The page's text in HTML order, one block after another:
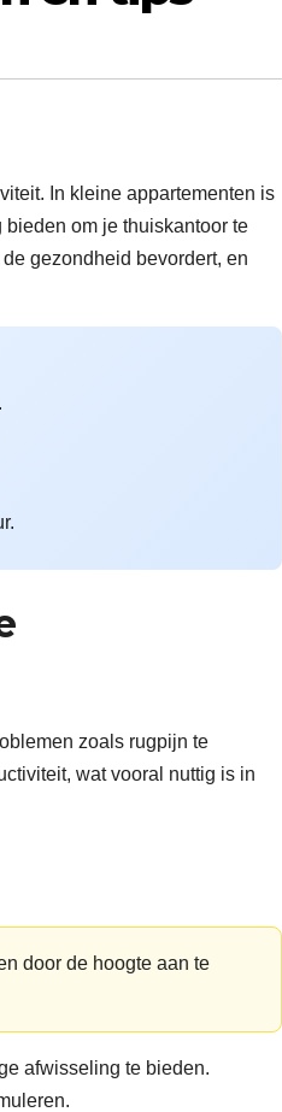
In kleine appartementen is
om je thuiskantoor te
gezondheid bevordert, en
zoals rugpijn te
wat vooral nuttig is in
door de hoogte aan te
afwisseling te bieden.